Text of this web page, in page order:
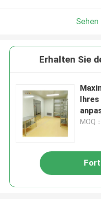
Erhalten Sie
MOQ